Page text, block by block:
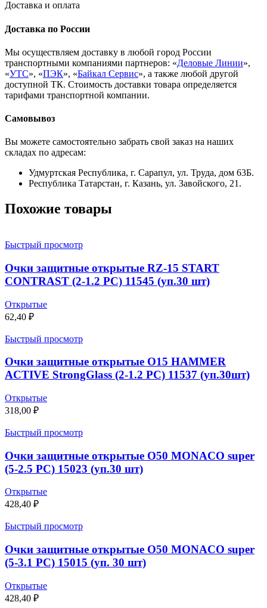
Доставка и оплата
Доставка по России
Мы осуществляем доставку в любой город России
транспортными компаниями партнеров: «Деловые Линии»,
«УТС», «ПЭК», «Байкал Сервис», а также любой другой
доступной ТК. Стоимость доставки товара определяется
тарифами транспортной компании.
Самовывоз
Вы можете самостоятельно забрать свой заказ на наших
складах по адресам:
Удмуртская Республика, г. Сарапул, ул. Труда, дом 63Б.
Республика Татарстан, г. Казань, ул. Завойского, 21.
Похожие товары
Быстрый просмотр
Очки защитные открытые RZ-15 START
CONTRAST (2-1.2 PC) 11545 (уп.30 шт)
Открытые
62,40 ₽
Быстрый просмотр
Очки защитные открытые О15 HAMMER
ACTIVE StrongGlass (2-1.2 PC) 11537 (уп.30шт)
Открытые
318,00 ₽
Быстрый просмотр
Очки защитные открытые О50 MONACO super
(5-2.5 PC) 15023 (уп.30 шт)
Открытые
428,40 ₽
Быстрый просмотр
Очки защитные открытые О50 MONACO super
(5-3.1 PC) 15015 (уп. 30 шт)
Открытые
428,40 ₽